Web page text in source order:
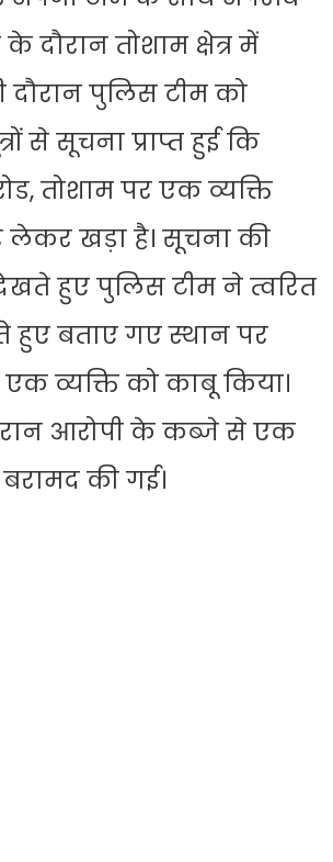
दौरान तोशाम क्षेत्र में
दौरान पुलिस टीम को
से सूचना प्राप्त हुई कि
तोशाम पर एक व्यक्ति
लेकर खड़ा है। सूचना की
हुए पुलिस टीम ने त्वरित
हुए बताए गए स्थान पर
व्यक्ति को काबू किया।
आरोपी के कब्जे से एक
की गई।